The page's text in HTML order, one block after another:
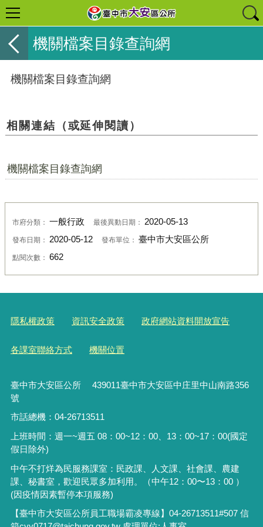
機關檔案目錄查詢網
機關檔案目錄查詢網
相關連結（或延伸閱讀）
機關檔案目錄查詢網
市府分類： 一般行政 最後異動日期： 2020-05-13
發布日期： 2020-05-12 發布單位： 臺中市大安區公所
點閱次數： 662
隱私權政策 資訊安全政策 政府網站資料開放宣告
各課室聯絡方式 機關位置
臺中市大安區公所 439011臺中市大安區中庄里中山南路356
號
市話總機：04-26713511
上班時間：週一~週五 08：00~12：00、13：00~17：00(國定
假日除外)
中午不打烊為民服務課室：民政課、人文課、社會課、農建
課、秘書室，歡迎民眾多加利用。（中午12：00〜13：00 ）
(因疫情因素暫停本項服務)
【臺中市大安區公所員工職場霸凌專線】04-26713511#507 信